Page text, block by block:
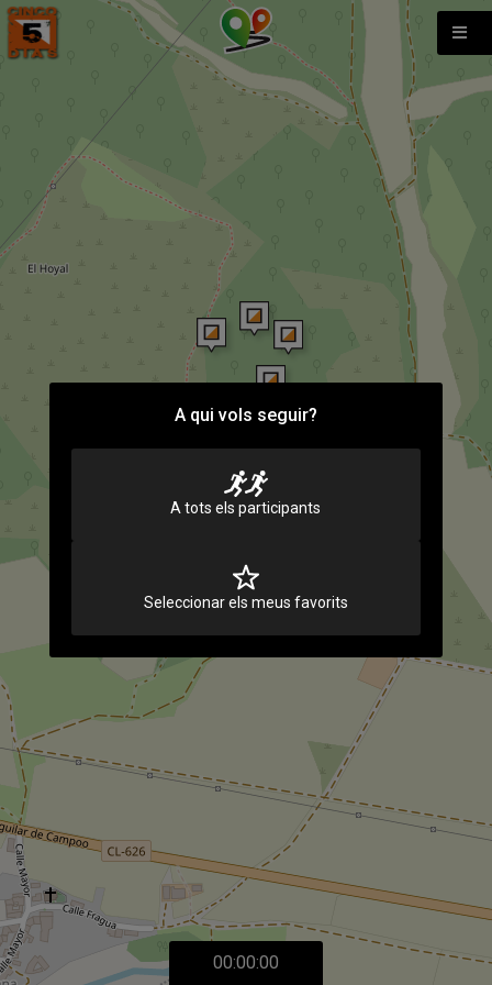
A qui vols seguir?
A tots els participants
Seleccionar els meus favorits
00:00:00